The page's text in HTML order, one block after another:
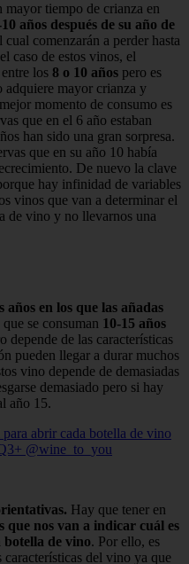
tiempo de crianza en
años después de su año de
cual comenzarán a perder hasta
caso de estos vinos, el
los 8 o 10 años pero es
adquiere mayor crianza y
momento de consumo es
que en el 6 año estaban
han sido una gran sorpresa.
que en su año 10 había
De nuevo la clave
hay infinidad de variables
vinos que van a determinar el
de vino y no llevarnos una
años en los que las añadas
se consuman 10-15 años
depende de las características
pueden llegar a durar muchos
vino depende de demasiadas
demasiado pero si hay
año 15.
abrir cada botella de vino
@wine_to_you
Hay que tener en
que nos van a indicar cuál es
de vino. Por ello, es
características del vino ya que